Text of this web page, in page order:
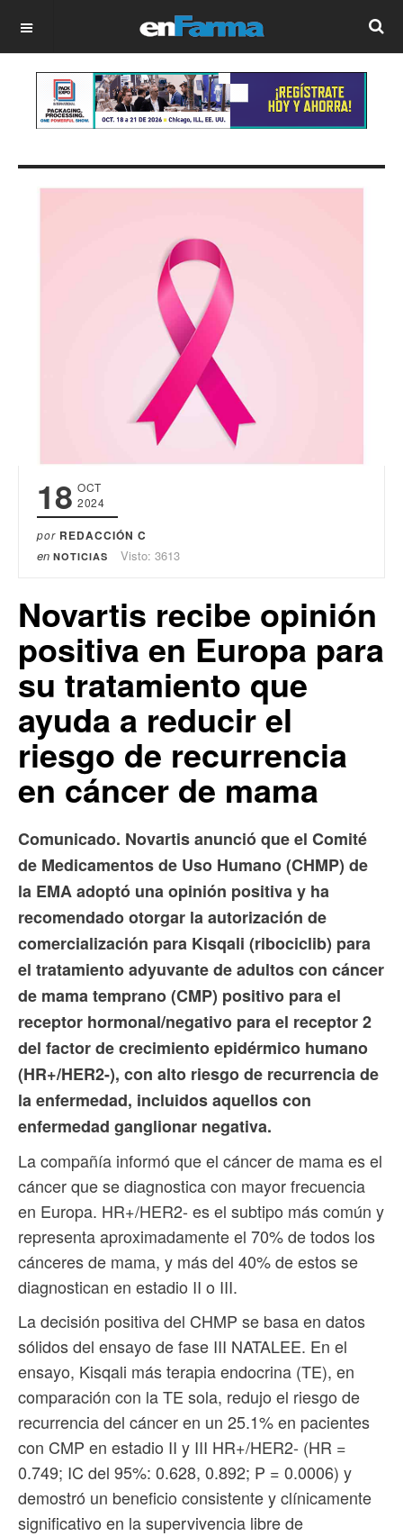
OFF CANVAS
18 OCT
2024
por REDACCIÓN C
en NOTICIAS Visto: 3613
Novartis recibe opinión
positiva en Europa para
su tratamiento que
ayuda a reducir el
riesgo de recurrencia
en cáncer de mama
Comunicado. Novartis anunció que el Comité
de Medicamentos de Uso Humano (CHMP) de
la EMA adoptó una opinión positiva y ha
recomendado otorgar la autorización de
comercialización para Kisqali (ribociclib) para
el tratamiento adyuvante de adultos con cáncer
de mama temprano (CMP) positivo para el
receptor hormonal/negativo para el receptor 2
del factor de crecimiento epidérmico humano
(HR+/HER2-), con alto riesgo de recurrencia de
la enfermedad, incluidos aquellos con
enfermedad ganglionar negativa.
La compañía informó que el cáncer de mama es el
cáncer que se diagnostica con mayor frecuencia
en Europa. HR+/HER2- es el subtipo más común y
representa aproximadamente el 70% de todos los
cánceres de mama, y ​​más del 40% de estos se
diagnostican en estadio II o III.
La decisión positiva del CHMP se basa en datos
sólidos del ensayo de fase III NATALEE. En el
ensayo, Kisqali más terapia endocrina (TE), en
comparación con la TE sola, redujo el riesgo de
recurrencia del cáncer en un 25.1% en pacientes
con CMP en estadio II y III HR+/HER2- (HR =
0.749; IC del 95%: 0.628, 0.892; P = 0.0006) y
demostró un beneficio consistente y clínicamente
significativo en la supervivencia libre de